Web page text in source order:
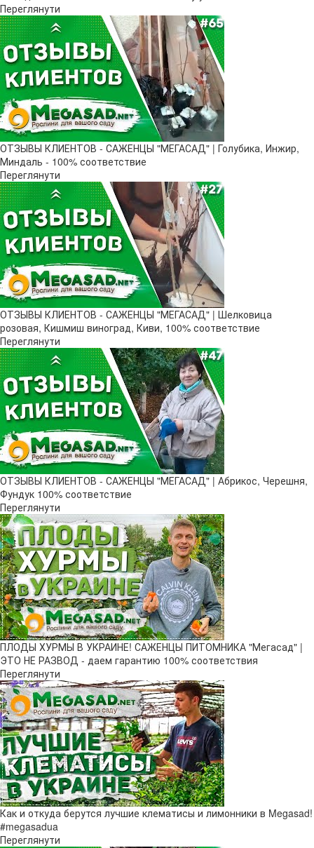
Переглянути
ОТЗЫВЫ КЛИЕНТОВ - САЖЕНЦЫ "МЕГАСАД" | Голубика, Инжир,
Миндаль - 100% соответствие
Переглянути
ОТЗЫВЫ КЛИЕНТОВ - САЖЕНЦЫ "МЕГАСАД" | Шелковица
розовая, Кишмиш виноград, Киви, 100% соответствие
Переглянути
ОТЗЫВЫ КЛИЕНТОВ - САЖЕНЦЫ "МЕГАСАД" | Абрикос, Черешня,
Фундук 100% соответствие
Переглянути
ПЛОДЫ ХУРМЫ В УКРАИНЕ! САЖЕНЦЫ ПИТОМНИКА "Мегасад" |
ЭТО НЕ РАЗВОД - даем гарантию 100% соответствия
Переглянути
Как и откуда берутся лучшие клематисы и лимонники в Megasad!
#megasadua
Переглянути